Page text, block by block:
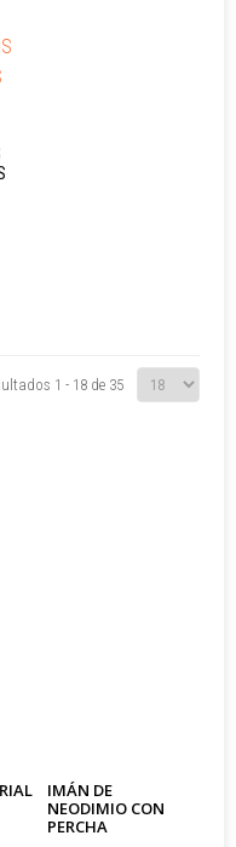
1 - 18 de 35
IMÁN DE
NEODIMIO CON
PERCHA